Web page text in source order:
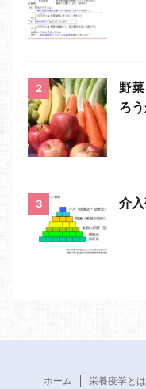
2
野
ろ
3 介
ホーム 栄養疫学とは